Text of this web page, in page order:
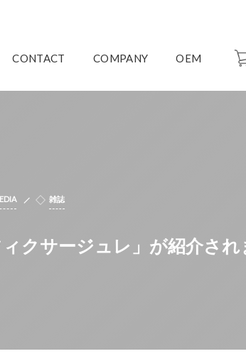
CONTACT COMPANY OEM
雑誌
ィクサージュレ」が紹介され